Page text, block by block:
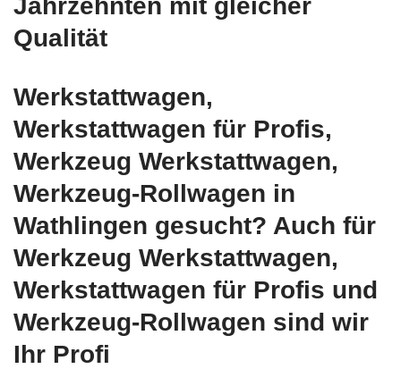
Jahrzehnten mit gleicher
Qualität
Werkstattwagen,
Werkstattwagen für Profis,
Werkzeug Werkstattwagen,
Werkzeug-Rollwagen in
Wathlingen gesucht? Auch für
Werkzeug Werkstattwagen,
Werkstattwagen für Profis und
Werkzeug-Rollwagen sind wir
Ihr Profi